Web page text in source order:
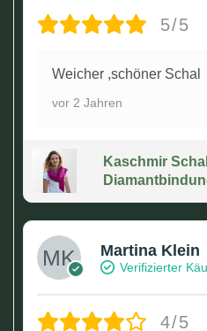
5/5
Weicher ,schöner Schal
vor 2 Jahren
Kaschmir
Martina Klein
Verifizierter
4/5